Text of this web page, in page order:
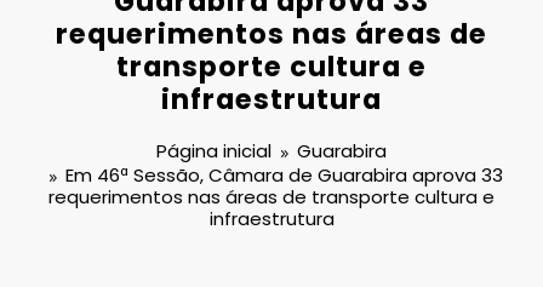
requerimentos nas áreas de
transporte cultura e
infraestrutura
Página inicial
Guarabira
Em 46ª Sessão, Câmara de Guarabira aprova 33
requerimentos nas áreas de transporte cultura e
infraestrutura